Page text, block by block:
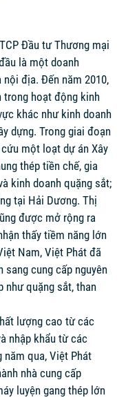
Đầu tư Thương mại
là một doanh
nội địa. Đến năm 2010,
hoạt động kinh
khác như kinh doanh
dựng. Trong giai đoạn
một loạt dự án Xây
thép tiền chế, gia
kinh doanh quặng sắt;
tại Hải Dương. Thị
được mở rộng ra
thấy tiềm năng lớn
Nam, Việt Phát đã
sang cung cấp nguyên
như quặng sắt, than
lượng cao từ các
nhập khẩu từ các
năm qua, Việt Phát
nhà cung cấp
luyện gang thép lớn